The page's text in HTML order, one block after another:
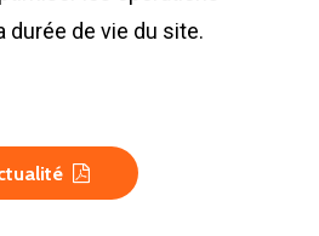
durée de vie du site.
pour bennes